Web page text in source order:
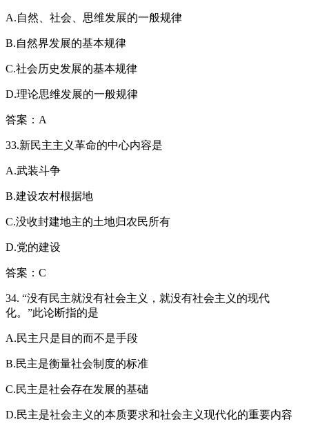
A.自然、社会、思维发展的一般规律
B.自然界发展的基本规律
C.社会历史发展的基本规律
D.理论思维发展的一般规律
答案：A
33.新民主主义革命的中心内容是
A.武装斗争
B.建设农村根据地
C.没收封建地主的土地归农民所有
D.党的建设
答案：C
34. “没有民主就没有社会主义，就没有社会主义的现代
化。”此论断指的是
A.民主只是目的而不是手段
B.民主是衡量社会制度的标准
C.民主是社会存在发展的基础
D.民主是社会主义的本质要求和社会主义现代化的重要内容